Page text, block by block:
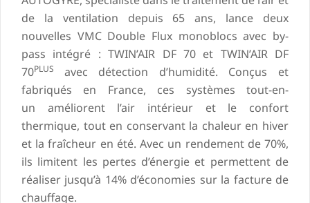
de la ventilation depuis 65 ans, lance deux
nouvelles VMC Double Flux monoblocs avec by-
pass intégré : TWIN’AIR DF 70 et TWIN’AIR DF
70PLUS avec détection d’humidité. Conçus et
fabriqués en France, ces systèmes tout-en-
un améliorent l’air intérieur et le confort
thermique, tout en conservant la chaleur en hiver
et la fraîcheur en été. Avec un rendement de 70%,
ils limitent les pertes d’énergie et permettent de
réaliser jusqu’à 14% d’économies sur la facture de
chauffage.